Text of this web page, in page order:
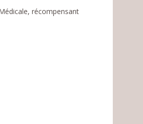
récompensant